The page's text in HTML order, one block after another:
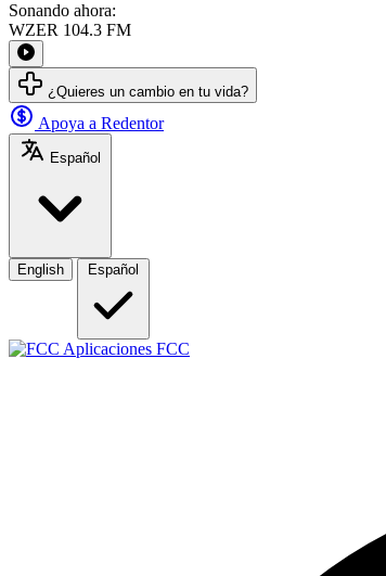
Sonando ahora:
WZER 104.3 FM
¿Quieres un cambio en tu vida?
Apoya a Redentor
Español
English Español
Aplicaciones FCC